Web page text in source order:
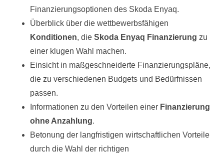
Finanzierungsoptionen des Skoda Enyaq.
Überblick über die wettbewerbsfähigen
Konditionen, die Skoda Enyaq Finanzierung zu
einer klugen Wahl machen.
Einsicht in maßgeschneiderte Finanzierungspläne,
die zu verschiedenen Budgets und Bedürfnissen
passen.
Informationen zu den Vorteilen einer Finanzierung
ohne Anzahlung.
Betonung der langfristigen wirtschaftlichen Vorteile
durch die Wahl der richtigen